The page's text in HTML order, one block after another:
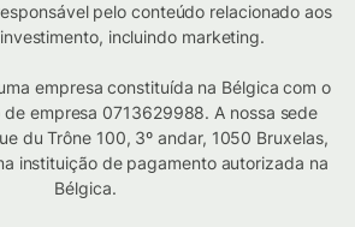
pelo conteúdo relacionado aos
incluindo marketing.
empresa constituída na Bélgica com o
empresa 0713629988. A nossa sede
du Trône 100, 3º andar, 1050 Bruxelas,
instituição de pagamento autorizada na
Bélgica.